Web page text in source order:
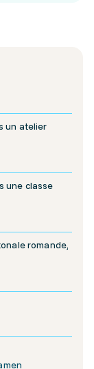
un atelier
une classe
romande,